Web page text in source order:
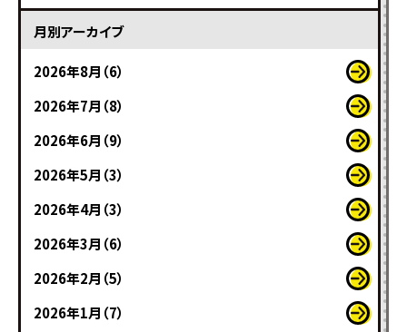
月別アーカイブ
2026年8月（6）
2026年7月（8）
2026年6月（9）
2026年5月（3）
2026年4月（3）
2026年3月（6）
2026年2月（5）
2026年1月（7）